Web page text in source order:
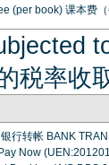
(per book) 课本费（
税率收
银行转帐 BANK
Pay Now